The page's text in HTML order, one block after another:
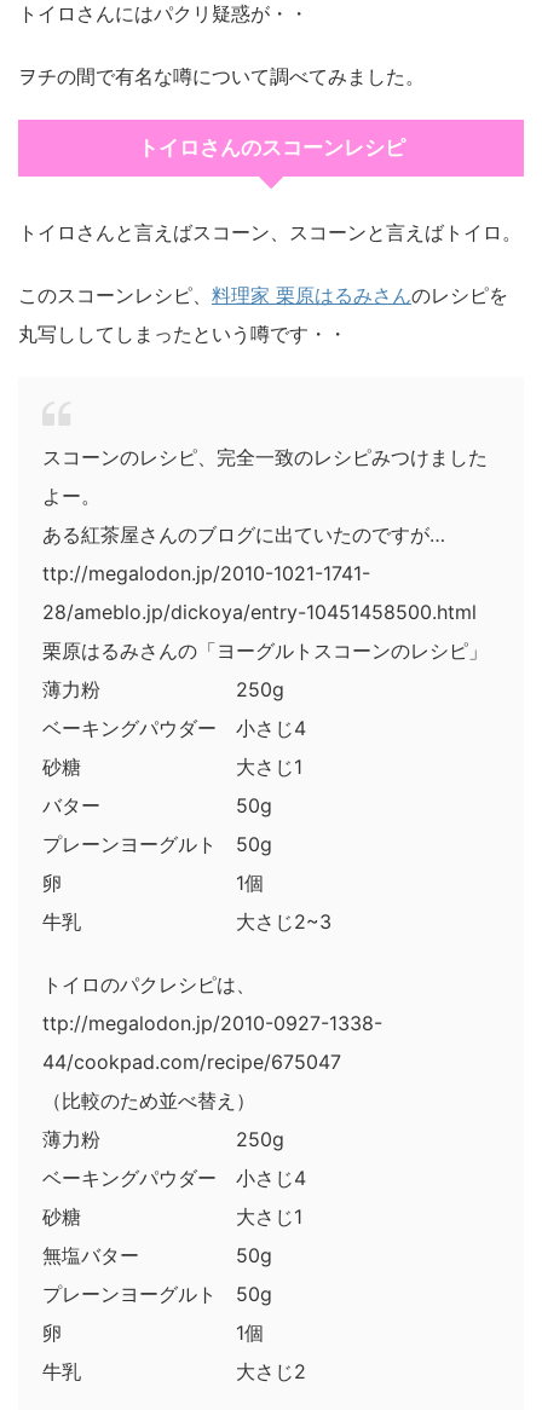
トイロさんにはパクリ疑惑が・・
ヲチの間で有名な噂について調べてみました。
トイロさんのスコーンレシピ
トイロさんと言えばスコーン、スコーンと言えばトイロ。
このスコーンレシピ、 料理家 栗原はるみさんのレシピを
丸写ししてしまったという噂です・・
スコーンのレシピ、完全一致のレシピみつけました
よー。
ある紅茶屋さんのブログに出ていたのですが…
ttp://megalodon.jp/2010-1021-1741-
28/ameblo.jp/dickoya/entry-10451458500.html
栗原はるみさんの「ヨーグルトスコーンのレシピ」
薄力粉 250g
ベーキングパウダー 小さじ4
砂糖 大さじ1
バター 50g
プレーンヨーグルト 50g
卵 1個
牛乳 大さじ2~3
トイロのパクレシピは、
ttp://megalodon.jp/2010-0927-1338-
44/cookpad.com/recipe/675047
（比較のため並べ替え）
薄力粉 250g
ベーキングパウダー 小さじ4
砂糖 大さじ1
無塩バター 50g
プレーンヨーグルト 50g
卵 1個
牛乳 大さじ2